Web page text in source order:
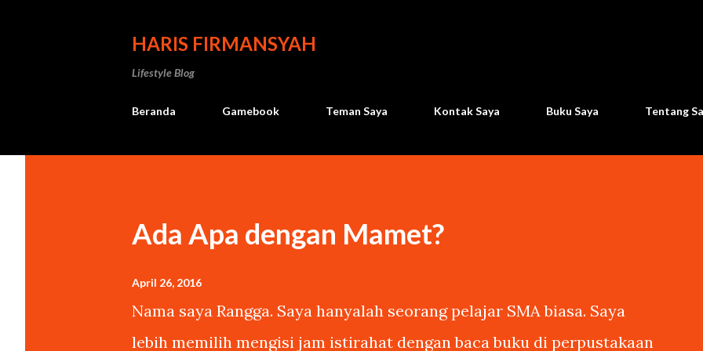
HARIS FIRMANSYAH
Lifestyle Blog
Beranda Gamebook Teman Saya Kontak Saya Buku Saya Tentang
Ada Apa dengan Mamet?
April 26, 2016
Nama saya Rangga. Saya hanyalah seorang pelajar SMA biasa. Saya
lebih memilih mengisi jam istirahat dengan baca buku di perpustakaan